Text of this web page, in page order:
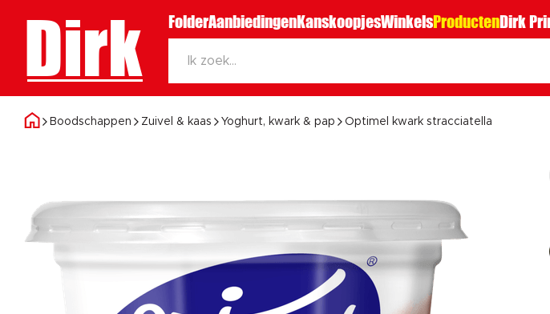
Dirk FolderAanbiedingenKanskoopjesWinkelsProductenDirk
Boodschappen Zuivel & kaas Yoghurt, kwark & pap Optimel kwark stracciatella